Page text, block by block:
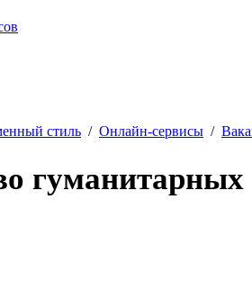
стиль / Онлайн-сервисы /